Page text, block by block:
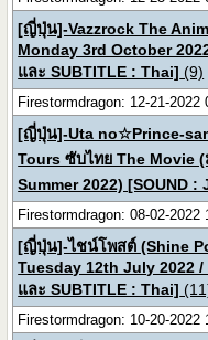
[ญี่ปุ่น]-Vazzrock The
Monday 3rd October
และ SUBTITLE : Thai] (9)
Firestormdragon: 12-21-2022
[ญี่ปุ่น]-Uta no☆Prince-
Tours ซับไทย The Movie
Summer 2022) [SOUND
Firestormdragon: 08-02-2022
[ญี่ปุ่น]-ไชน์โพสต์ (Shine
Tuesday 12th July 2022 /
และ SUBTITLE : Thai]
Firestormdragon: 10-20-2022